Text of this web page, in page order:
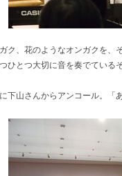
ク、花のようなオンガクを
とつ大切に音を奏でている
下山さんからアンコール。